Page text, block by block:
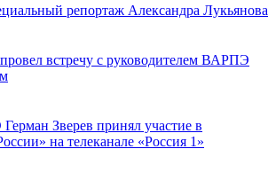
репортаж Александра Лукьянова
встречу с руководителем ВАРПЭ
Зверев принял участие в
на телеканале «Россия 1»